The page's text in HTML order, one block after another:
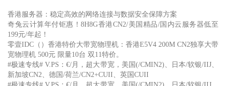
香港服务器：稳定高效的网络连接与数据安全保障方案
奇兔云计算年付钜惠！8H8G香港CN2/美国精品/国内云服务器低至
199元/年起！
零壹IDC（）香港特价大带宽物理机：香港E5V4 200M CN2独享大带
宽物理机 500元 限量10台 双11特价。
#极速专线# V.PS：€/月，超大带宽，美国(/CMIN2)、日本/软银/IIJ、
新加坡CN2、德国/荷兰/CN2+CUII、英国CUII